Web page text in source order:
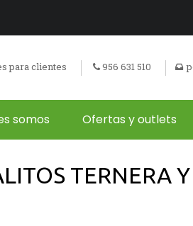
para clientes 956 631 510
somos Ofertas y outlets
TERNERA